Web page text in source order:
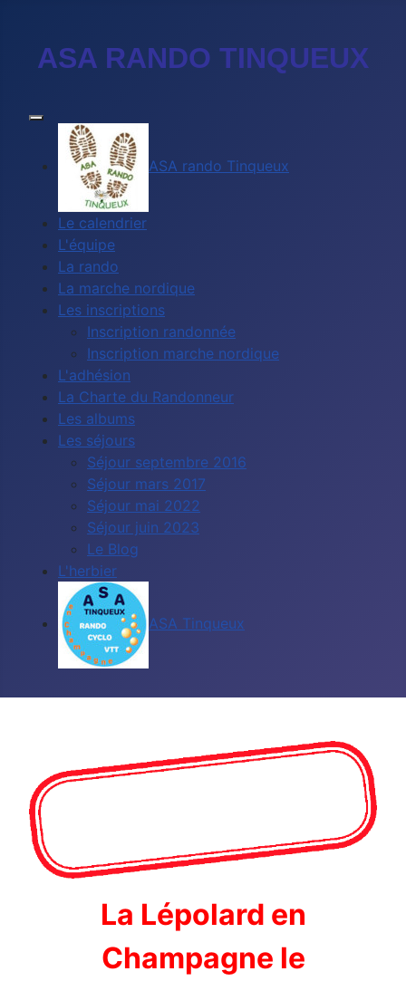
ASA RANDO TINQUEUX
ASA rando Tinqueux
Le calendrier
L'équipe
La rando
La marche nordique
Les inscriptions
Inscription randonnée
Inscription marche nordique
L'adhésion
La Charte du Randonneur
Les albums
Les séjours
Séjour septembre 2016
Séjour mars 2017
Séjour mai 2022
Séjour juin 2023
Le Blog
L'herbier
ASA Tinqueux
La Lépolard en
Champagne le